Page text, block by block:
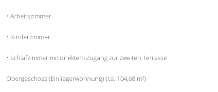
• Arbeitszimmer
• Kinderzimmer
• Schlafzimmer mit direktem Zugang zur zweiten Terrasse
Obergeschoss (Einliegerwohnung) (ca. 104,68 m²)